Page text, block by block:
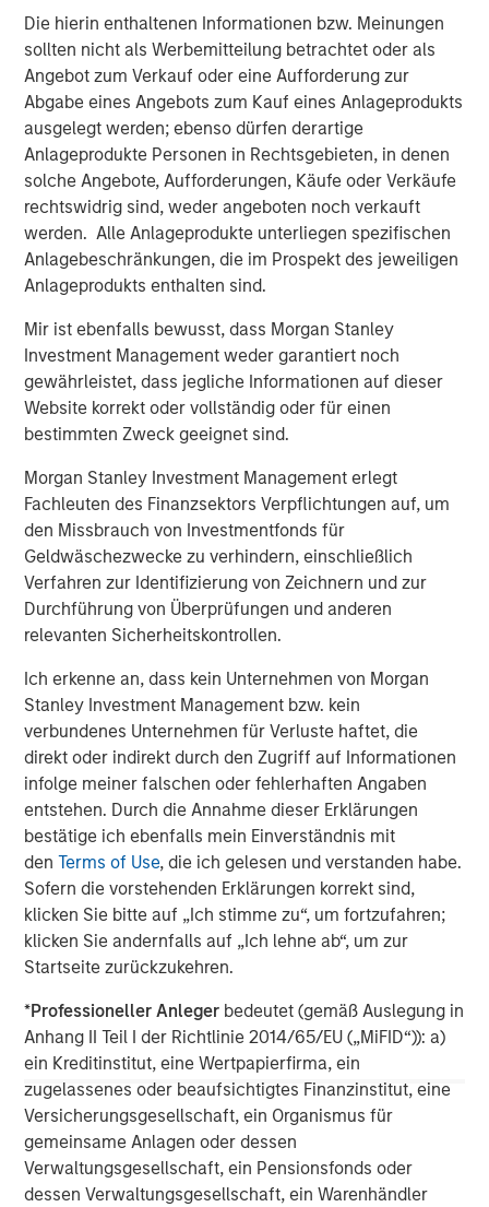
Die hierin enthaltenen Informationen bzw. Meinungen
sollten nicht als Werbemitteilung betrachtet oder als
Angebot zum Verkauf oder eine Aufforderung zur
Abgabe eines Angebots zum Kauf eines Anlageprodukts
ausgelegt werden; ebenso dürfen derartige
Anlageprodukte Personen in Rechtsgebieten, in denen
solche Angebote, Aufforderungen, Käufe oder Verkäufe
rechtswidrig sind, weder angeboten noch verkauft
werden. Alle Anlageprodukte unterliegen spezifischen
Anlagebeschränkungen, die im Prospekt des jeweiligen
Anlageprodukts enthalten sind.
Mir ist ebenfalls bewusst, dass Morgan Stanley
Investment Management weder garantiert noch
gewährleistet, dass jegliche Informationen auf dieser
Website korrekt oder vollständig oder für einen
bestimmten Zweck geeignet sind.
Morgan Stanley Investment Management erlegt
Fachleuten des Finanzsektors Verpflichtungen auf, um
den Missbrauch von Investmentfonds für
Geldwäschezwecke zu verhindern, einschließlich
Verfahren zur Identifizierung von Zeichnern und zur
Durchführung von Überprüfungen und anderen
relevanten Sicherheitskontrollen.
Ich erkenne an, dass kein Unternehmen von Morgan
Stanley Investment Management bzw. kein
verbundenes Unternehmen für Verluste haftet, die
direkt oder indirekt durch den Zugriff auf Informationen
infolge meiner falschen oder fehlerhaften Angaben
entstehen. Durch die Annahme dieser Erklärungen
bestätige ich ebenfalls mein Einverständnis mit
denTerms of Use, die ich gelesen und verstanden habe.
Sofern die vorstehenden Erklärungen korrekt sind,
klicken Sie bitte auf „Ich stimme zu“, um fortzufahren;
klicken Sie andernfalls auf „Ich lehne ab“, um zur
Startseite zurückzukehren.
*Professioneller Anleger bedeutet (gemäß Auslegung in
Anhang II Teil I der Richtlinie 2014/65/EU („MiFID“)): a)
ein Kreditinstitut, eine Wertpapierfirma, ein
zugelassenes oder beaufsichtigtes Finanzinstitut, eine
Versicherungsgesellschaft, ein Organismus für
gemeinsame Anlagen oder dessen
Verwaltungsgesellschaft, ein Pensionsfonds oder
dessen Verwaltungsgesellschaft, ein Warenhändler
accomplishments,” said Eric Kanter, Managing Director of
Morgan Stanley Capital Partners. “Our investment in
Fisher continues upon MSCP’s success in partnering with
Family/founder-owned businesses.”
Mark Bye, Managing Director and Operating Partner of
Morgan Stanley Capital Partners, added, “We plan to build
upon the successes of these two businesses. We see
tremendous value and growth potential from this
partnership and will continue to look for opportunities to
add new, innovative products and services.”
About Fisher Container
Fisher Container (“Fisher” or the “Company”),
headquartered in Buffalo Grove, IL, is a leading
packaging products, primarily for the cleanroom and
healthcare, food and industrial end markets. The
Company prints and converts flexible films, bags and
plastic pouches.
Packaging Products Corporation, LLC (“PPC”),
headquartered in Mission, KS with an additional
manufacturing facility in Rome, GA, is a leading
manufacturer of flexible films, bags and pouches
primarily used for food packaging. Founded in 1968, PPC
strives to provide the highest quality products with best-
in-class lead times.
About Morgan Stanley Capital Partners
Investment Management, is a leading middle-market
private equity platform that has invested capital in a
broad spectrum of industries for over two decades.
Morgan Stanley Capital Partners focuses on privately
negotiated equity and equity-related investments
primarily in North America, as well as Europe and other
regions and seeks to create value in portfolio companies
primarily through operational improvement. For further